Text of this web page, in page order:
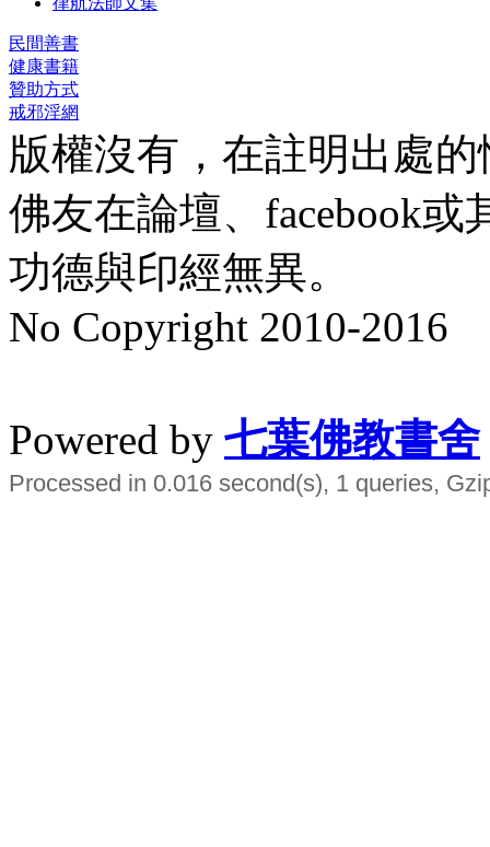
民間善書
健康書籍
贊助方式
戒邪淫網
版權沒有，在註明出處
佛友在論壇、facebook
功德與印經無異。
No Copyright 2010-2016
Powered by 七葉佛教書舍
Processed in 0.016 second(s), 1 queries,